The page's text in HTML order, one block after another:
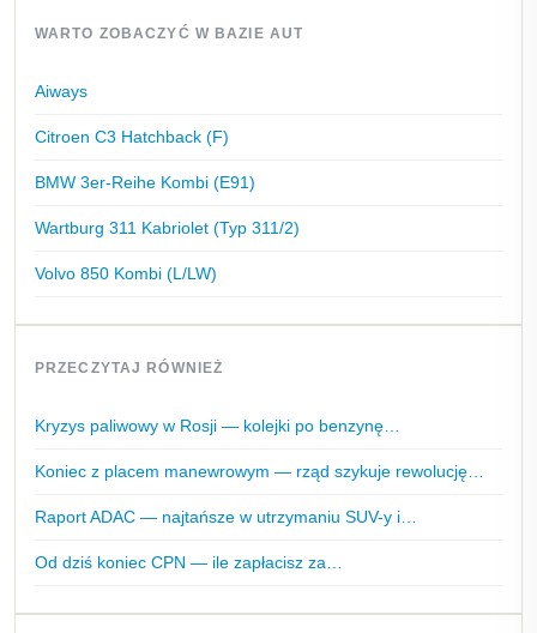
WARTO ZOBACZYĆ W BAZIE AUT
Aiways
Citroen C3 Hatchback (F)
BMW 3er-Reihe Kombi (E91)
Wartburg 311 Kabriolet (Typ 311/2)
Volvo 850 Kombi (L/LW)
PRZECZYTAJ RÓWNIEŻ
Kryzys paliwowy w Rosji — kolejki po benzynę…
Koniec z placem manewrowym — rząd szykuje rewolucję…
Raport ADAC — najtańsze w utrzymaniu SUV-y i…
Od dziś koniec CPN — ile zapłacisz za…